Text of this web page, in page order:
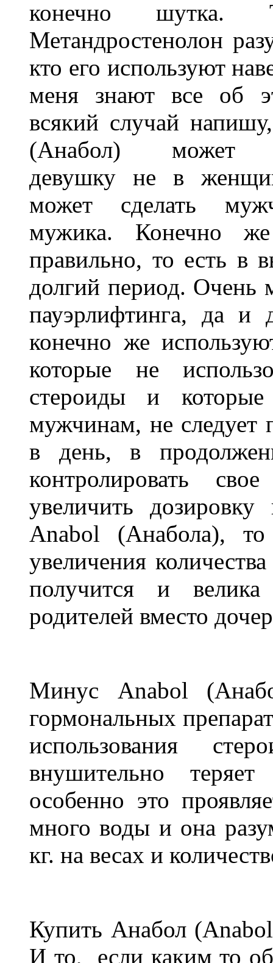
конечно
Метандростенолон
кто его используют
меня знают все об
всякий случай
(Анабол) может
девушку не в
может сделать
мужика. Конечно
правильно, то есть в
долгий период. Очень
пауэрлифтинга, да и
конечно же
которые не
стероиды и
мужчинам, не следует
в день, в
контролировать
увеличить
Anabol (Анабола),
увеличения
получится и
родителей вместо
Минус Anabol
гормональных
использования
внушительно
особенно это
много воды и она
кг. на весах и
Купить Анабол
И то, если каким то